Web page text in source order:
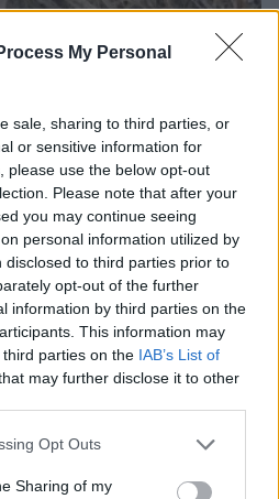
My Personal
sale, sharing to third parties, or
or sensitive information for
please use the below opt-out
Please note that after your
you may continue seeing
personal information utilized by
to third parties prior to
opt-out of the further
information by third parties on the
This information may
parties on the IAB’s List of
may further disclose it to other
app uses one or more Google
behaviour. You may click to
Opt Outs
Sharing of my
του μικρού σκυλιού με
δεν επενέβη, όταν το